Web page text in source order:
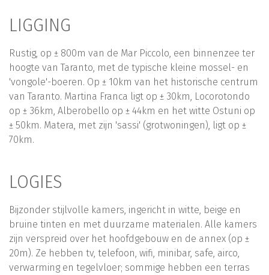
LIGGING
Rustig, op ± 800m van de Mar Piccolo, een binnenzee ter
hoogte van Taranto, met de typische kleine mossel- en
'vongole'-boeren. Op ± 10km van het historische centrum
van Taranto. Martina Franca ligt op ± 30km, Locorotondo
op ± 36km, Alberobello op ± 44km en het witte Ostuni op
± 50km. Matera, met zijn 'sassi' (grotwoningen), ligt op ±
70km.
LOGIES
Bijzonder stijlvolle kamers, ingericht in witte, beige en
bruine tinten en met duurzame materialen. Alle kamers
zijn verspreid over het hoofdgebouw en de annex (op ±
20m). Ze hebben tv, telefoon, wifi, minibar, safe, airco,
verwarming en tegelvloer; sommige hebben een terras